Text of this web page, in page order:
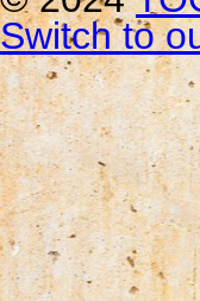
Switch to